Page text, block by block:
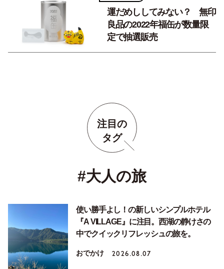
運だめししてみない？ 無印
良品の2022年福缶が数量限
定で抽選販売
注目の
タグ
#大人の旅
使い勝手よし！の新しいシンプルホテル
『A VILLAGE』に注目。西湖の静けさの
中でクイックリフレッシュの旅を。
おでかけ 2026.08.07